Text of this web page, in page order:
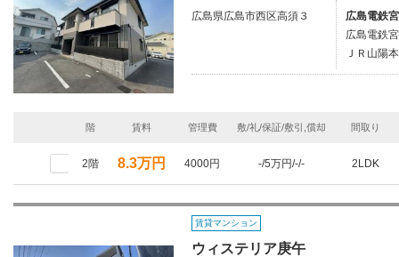
広島県広島市西区高須３
広島電鉄
広島電鉄
ＪＲ山陽
階 賃料 管理費 敷/礼/保証/敷引,償却 間取り
2階 8.3万円 4000円 -/5万円/-/- 2LDK
賃貸マンション
ウィステリア庚午